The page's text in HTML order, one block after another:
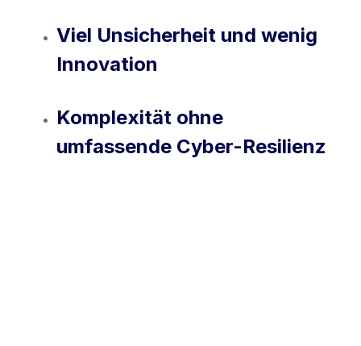
Viel Unsicherheit und wenig
Innovation
Komplexität ohne
umfassende Cyber-Resilienz